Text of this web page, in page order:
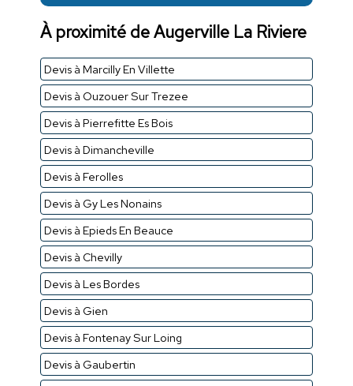
À proximité de Augerville La Riviere
Devis à Marcilly En Villette
Devis à Ouzouer Sur Trezee
Devis à Pierrefitte Es Bois
Devis à Dimancheville
Devis à Ferolles
Devis à Gy Les Nonains
Devis à Epieds En Beauce
Devis à Chevilly
Devis à Les Bordes
Devis à Gien
Devis à Fontenay Sur Loing
Devis à Gaubertin